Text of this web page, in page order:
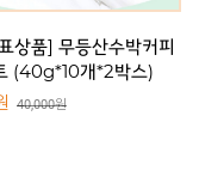
상품] 무등산수박커피
(40g*10개*2박스)
40,000원